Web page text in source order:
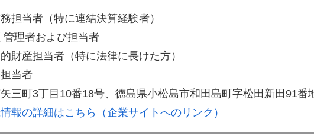
担当者（特に連結決算経験者）
管理者および担当者
財産担当者（特に法律に長けた方）
当者
矢三町3丁目10番18号、徳島県小松島市和田島町字松田新田91番
報の詳細はこちら（企業サイトへのリンク）